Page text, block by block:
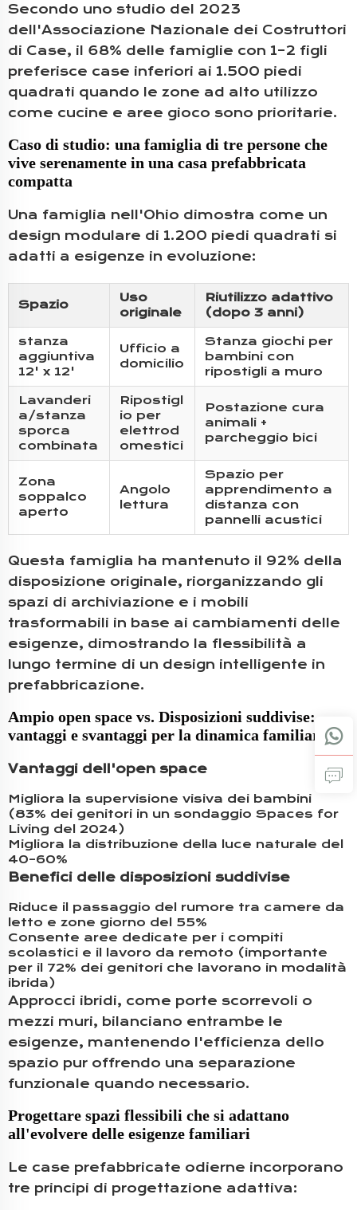
Secondo uno studio del 2023
dell'Associazione Nazionale dei Costruttori
di Case, il 68% delle famiglie con 1–2 figli
preferisce case inferiori ai 1.500 piedi
quadrati quando le zone ad alto utilizzo
come cucine e aree gioco sono prioritarie.
Caso di studio: una famiglia di tre persone che
vive serenamente in una casa prefabbricata
compatta
Una famiglia nell'Ohio dimostra come un
design modulare di 1.200 piedi quadrati si
adatti a esigenze in evoluzione:
Spazio
Uso
originale
Riutilizzo adattivo
(dopo 3 anni)
stanza
aggiuntiva
12' x 12'
Ufficio a
domicilio
Stanza giochi per
bambini con
ripostigli a muro
Lavanderi
a/stanza
sporca
combinata
Ripostigl
io per
elettrod
omestici
Postazione cura
animali +
parcheggio bici
Zona
soppalco
aperto
Angolo
lettura
Spazio per
apprendimento a
distanza con
pannelli acustici
Questa famiglia ha mantenuto il 92% della
disposizione originale, riorganizzando gli
spazi di archiviazione e i mobili
trasformabili in base ai cambiamenti delle
esigenze, dimostrando la flessibilità a
lungo termine di un design intelligente in
prefabbricazione.
Ampio open space vs. Disposizioni suddivise:
vantaggi e svantaggi per la dinamica familiare
Vantaggi dell'open space
Migliora la supervisione visiva dei bambini
(83% dei genitori in un sondaggio Spaces for
Living del 2024)
Migliora la distribuzione della luce naturale del
40–60%
Benefici delle disposizioni suddivise
Riduce il passaggio del rumore tra camere da
letto e zone giorno del 55%
Consente aree dedicate per i compiti
scolastici e il lavoro da remoto (importante
per il 72% dei genitori che lavorano in modalità
ibrida)
Approcci ibridi, come porte scorrevoli o
mezzi muri, bilanciano entrambe le
esigenze, mantenendo l'efficienza dello
spazio pur offrendo una separazione
funzionale quando necessario.
Progettare spazi flessibili che si adattano
all'evolvere delle esigenze familiari
Le case prefabbricate odierne incorporano
tre principi di progettazione adattiva: